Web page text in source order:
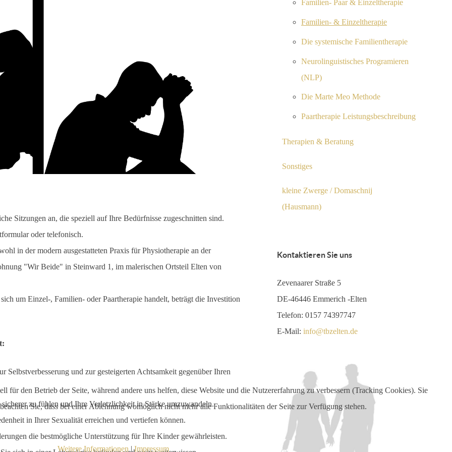
Sitzungen an, die speziell auf Ihre Bedürfnisse zugeschnitten sind.
oder telefonisch.
in der modern ausgestatteten Praxis für Physiotherapie an der
"Wir Beide" in Steinward 1, im malerischen Ortsteil Elten von
um Einzel-, Familien- oder Paartherapie handelt, beträgt die Investition
Selbstverbesserung und zur gesteigerten Achtsamkeit gegenüber Ihren
zu fühlen und Ihre Verletzlichkeit in Stärke umzuwandeln.
in Ihrer Sexualität erreichen und vertiefen können.
die bestmögliche Unterstützung für Ihre Kinder gewährleisten.
Familien- Paar & Einzeltherapie
Familien- & Einzeltherapie
Die systemische Familientherapie
Neurolinguistisches Programieren
(NLP)
Die Marte Meo Methode
Paartherapie Leistungsbeschreibung
Therapien & Beratung
Sonstiges
kleine Zwerge / Domaschnij
(Hausmann)
Kontaktieren Sie uns
Zevenaarer Straße 5
DE-46446 Emmerich -Elten
Telefon: 0157 74397747
E-Mail: info@tbzelten.de
für den Betrieb der Seite, während andere uns helfen, diese Website und die Nutzererfahrung zu verbessern (Tracking Cookies). Sie
Sie, dass bei einer Ablehnung womöglich nicht mehr alle Funktionalitäten der Seite zur Verfügung stehen.
Weitere Informationen |Impressum